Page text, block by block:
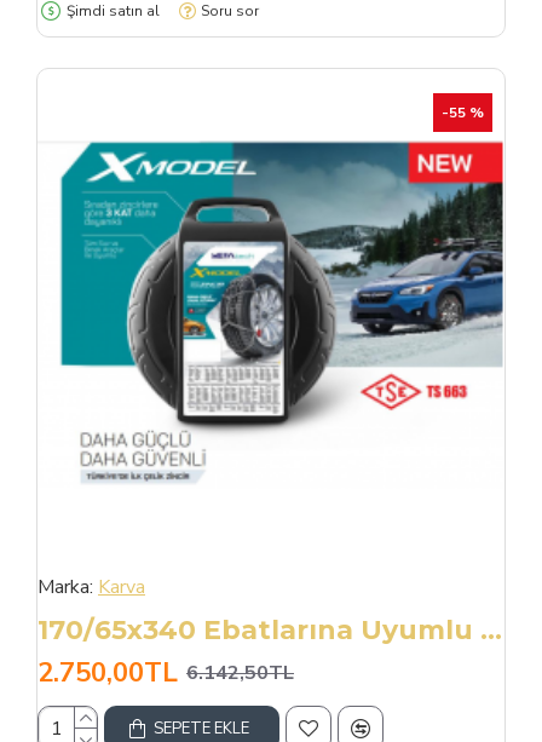
Şimdi satın al Soru sor
-55 %
Marka: Karva
170/65x340 Ebatlarına Uyumlu Takmatik X Tipi Kar Patinaj Zinciri
2.750,00TL 6.142,50TL
SEPETE EKLE